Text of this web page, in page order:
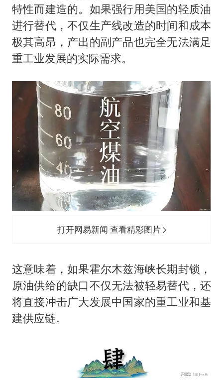
特性而建造的。如果强行用美国的轻质油
进行替代，不仅生产线改造的时间和成本
极其高昂，产出的副产品也完全无法满足
重工业发展的实际需求。
打开网易新闻 查看精彩图片
这意味着，如果霍尔木兹海峡长期封锁，
原油供给的缺口不仅无法被轻易替代，还
将直接冲击广大发展中国家的重工业和基
建供应链。